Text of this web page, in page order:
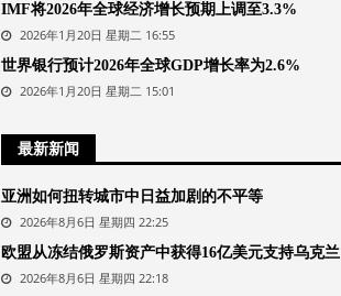
IMF将2026年全球经济增长预期上调至3.3%
2026年1月20日 星期二 16:55
世界银行预计2026年全球GDP增长率为2.6%
2026年1月20日 星期二 15:01
最新新闻
亚洲如何扭转城市中日益加剧的不平等
2026年8月6日 星期四 22:25
欧盟从冻结俄罗斯资产中获得16亿美元支持乌克兰
2026年8月6日 星期四 22:18